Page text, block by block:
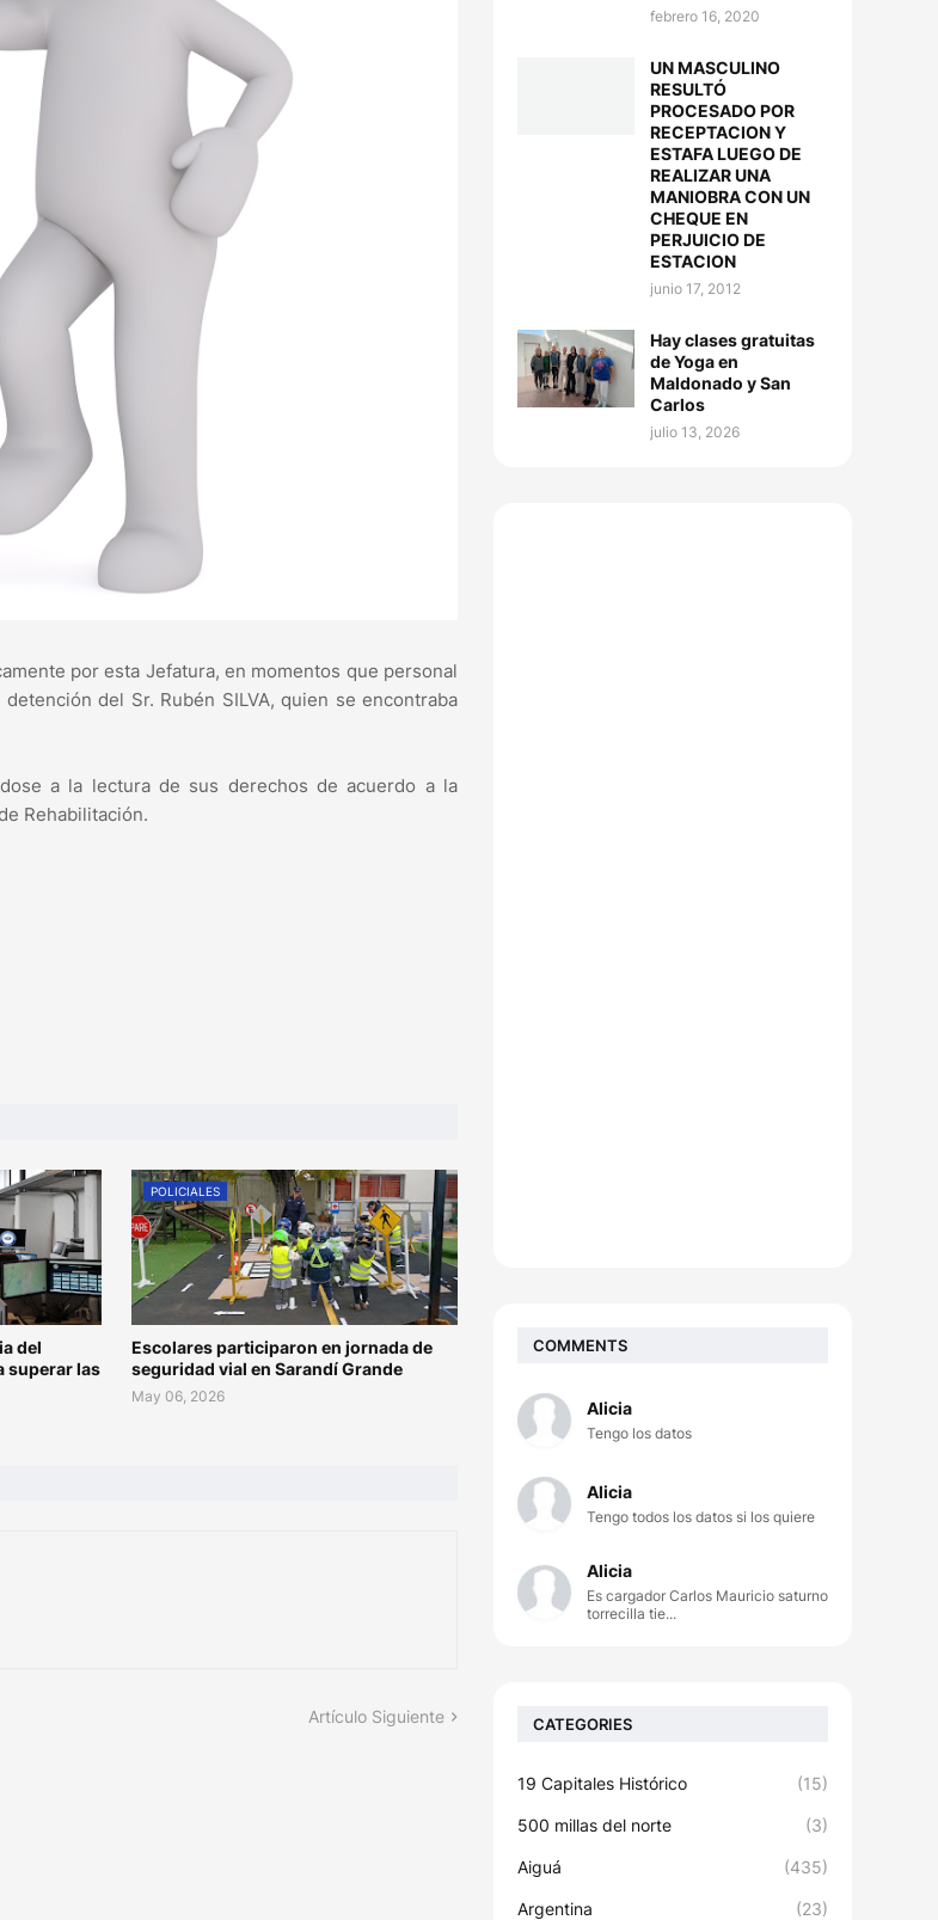
por esta Jefatura, en momentos que personal
del Sr. Rubén SILVA, quien se encontraba
a la lectura de sus derechos de acuerdo a la
Rehabilitación.
del
superar las
POLICIALES
Escolares participaron en jornada de
seguridad vial en Sarandí Grande
May 06, 2026
Artículo Siguiente
febrero 16, 2020
UN MASCULINO
RESULTÓ
PROCESADO POR
RECEPTACION Y
ESTAFA LUEGO DE
REALIZAR UNA
MANIOBRA CON UN
CHEQUE EN
PERJUICIO DE
ESTACION
junio 17, 2012
Hay clases gratuitas
de Yoga en
Maldonado y San
Carlos
julio 13, 2026
COMMENTS
Alicia
Tengo los datos
Alicia
Tengo todos los datos si los quiere
Alicia
Es cargador Carlos Mauricio saturno
torrecilla tie...
CATEGORIES
19 Capitales Histórico (15)
500 millas del norte (3)
Aiguá (435)
Argentina (23)